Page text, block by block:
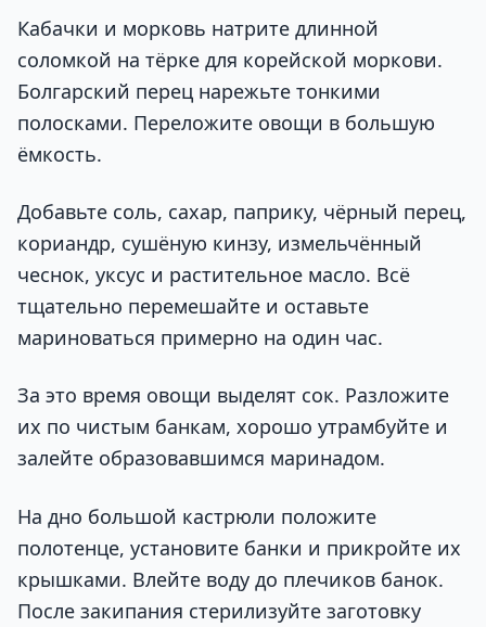
Кабачки и морковь натрите длинной
соломкой на тёрке для корейской моркови.
Болгарский перец нарежьте тонкими
полосками. Переложите овощи в большую
ёмкость.
Добавьте соль, сахар, паприку, чёрный перец,
кориандр, сушёную кинзу, измельчённый
чеснок, уксус и растительное масло. Всё
тщательно перемешайте и оставьте
мариноваться примерно на один час.
За это время овощи выделят сок. Разложите
их по чистым банкам, хорошо утрамбуйте и
залейте образовавшимся маринадом.
На дно большой кастрюли положите
полотенце, установите банки и прикройте их
крышками. Влейте воду до плечиков банок.
После закипания стерилизуйте заготовку